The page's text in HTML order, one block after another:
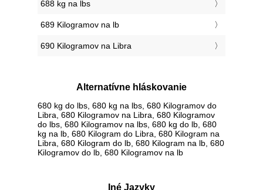
688 kg na lbs
689 Kilogramov na lb
690 Kilogramov na Libra
Alternatívne hláskovanie
680 kg do lbs, 680 kg na lbs, 680 Kilogramov do
Libra, 680 Kilogramov na Libra, 680 Kilogramov
do lbs, 680 Kilogramov na lbs, 680 kg do lb, 680
kg na lb, 680 Kilogram do Libra, 680 Kilogram na
Libra, 680 Kilogram do lb, 680 Kilogram na lb, 680
Kilogramov do lb, 680 Kilogramov na lb
Iné Jazyky